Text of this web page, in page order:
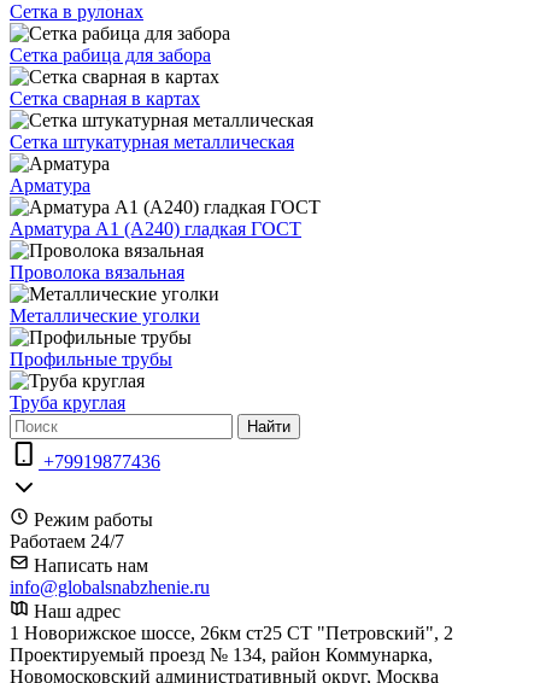
Сетка в рулонах
Сетка рабица для забора
Сетка сварная в картах
Сетка штукатурная металлическая
Арматура
Арматура А1 (А240) гладкая ГОСТ
Проволока вязальная
Металлические уголки
Профильные трубы
Труба круглая
Найти
+79919877436
Режим работы
Работаем 24/7
Написать нам
info@globalsnabzhenie.ru
Наш адрес
1 Новорижское шоссе, 26км ст25 СТ "Петровский", 2
Проектируемый проезд № 134, район Коммунарка,
Новомосковский административный округ, Москва